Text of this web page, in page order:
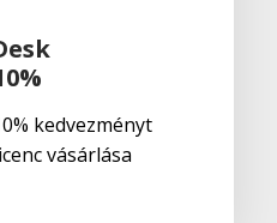
kedvezményt
vásárlása